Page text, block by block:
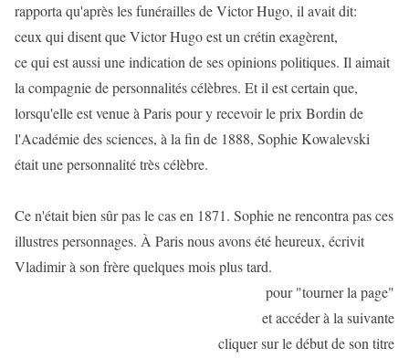
rapporta qu'après les funérailles de Victor Hugo, il avait dit:
ceux qui disent que Victor Hugo est un crétin exagèrent,
ce qui est aussi une indication de ses opinions politiques. Il aimait
la compagnie de personnalités célèbres. Et il est certain que,
lorsqu'elle est venue à Paris pour y recevoir le prix Bordin de
l'Académie des sciences, à la fin de 1888, Sophie Kowalevski
était une personnalité très célèbre.
Ce n'était bien sûr pas le cas en 1871. Sophie ne rencontra pas ces
illustres personnages. À Paris nous avons été heureux, écrivit
Vladimir à son frère quelques mois plus tard.
pour "tourner la page"
et accéder à la suivante
cliquer sur le début de son titre